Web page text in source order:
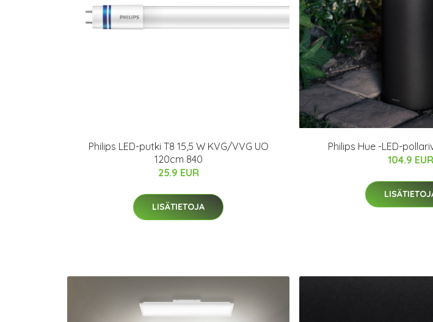
Philips LED-putki T8 15,5 W KVG/VVG UO
120cm 840
25.9 EUR
LISÄTIETOJA
Philips Hue -LED-
104.9 EUR